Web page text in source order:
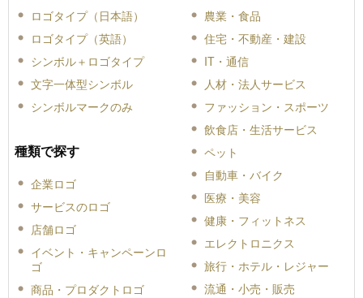
ロゴタイプ（日本語）
ロゴタイプ（英語）
シンボル＋ロゴタイプ
文字一体型シンボル
シンボルマークのみ
種類で探す
企業ロゴ
サービスのロゴ
店舗ロゴ
イベント・キャンペーンロ
ゴ
商品・プロダクトロゴ
農業・食品
住宅・不動産・建設
IT・通信
人材・法人サービス
ファッション・スポーツ
飲食店・生活サービス
ペット
自動車・バイク
医療・美容
健康・フィットネス
エレクトロニクス
旅行・ホテル・レジャー
流通・小売・販売